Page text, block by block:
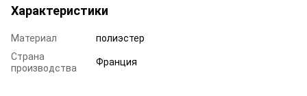
Характеристики
Материал
полиэстер
Страна
производства
Франция